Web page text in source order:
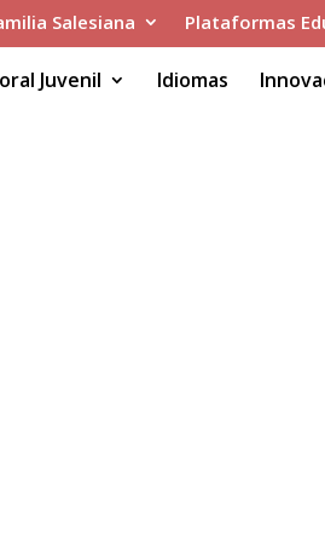
Salesiana Plataformas
Juvenil Idiomas